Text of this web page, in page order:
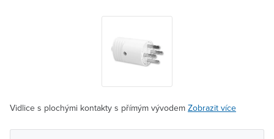
Vidlice s plochými kontakty s přímým vývodem Zobrazit více